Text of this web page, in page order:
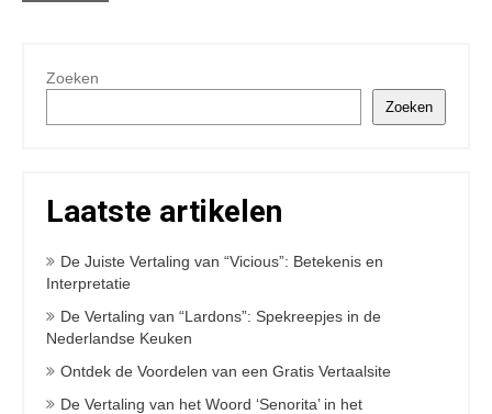
Zoeken
Zoeken
Laatste artikelen
De Juiste Vertaling van “Vicious”: Betekenis en
Interpretatie
De Vertaling van “Lardons”: Spekreepjes in de
Nederlandse Keuken
Ontdek de Voordelen van een Gratis Vertaalsite
De Vertaling van het Woord ‘Senorita’ in het